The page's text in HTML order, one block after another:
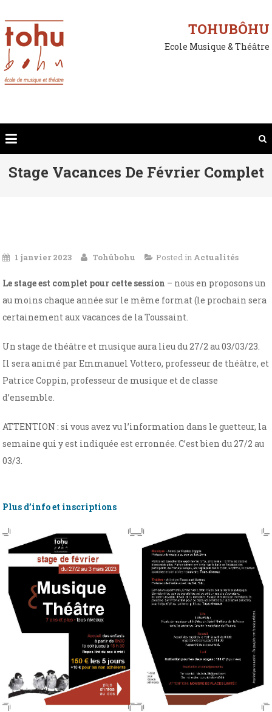
to
content
TOHUBÔHU
Ecole Musique & Théâtre
Stage Vacances De Février Complet
1 janvier 2023 Tohûbohu Posted in Actualités
Le stage est complet pour cette session – nous en proposons un
au moins chaque année sur le même format (le prochain sera
certainement aux vacances de la Toussaint.
Un stage de théâtre et musique aura lieu du 27/2 au 03/03/23.
Il sera animé par Emmanuel Vottero, professeur de théâtre, et
Patrice Coppin, professeur de musique et de classe
d’ensemble.
ATTENTION : si vous avez vu l’information dans le guetteur, la
semaine qui y est indiquée est erronnée. C’est bien du 27/2 au
03/3.
Plus d’info et inscriptions